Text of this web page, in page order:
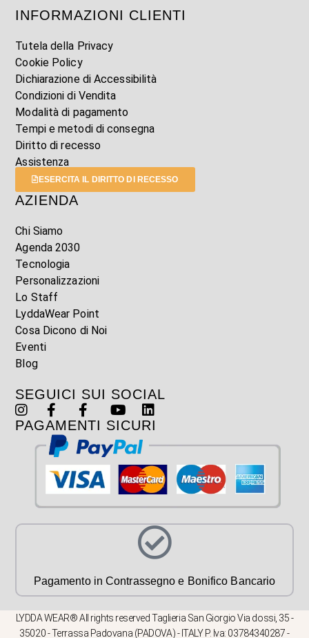
INFORMAZIONI CLIENTI
Tutela della Privacy
Cookie Policy
Dichiarazione di Accessibilità
Condizioni di Vendita
Modalità di pagamento
Tempi e metodi di consegna
Diritto di recesso
Assistenza
ESERCITA IL DIRITTO DI RECESSO
AZIENDA
Chi Siamo
Agenda 2030
Tecnologia
Personalizzazioni
Lo Staff
LyddaWear Point
Cosa Dicono di Noi
Eventi
Blog
SEGUICI SUI SOCIAL
PAGAMENTI SICURI
Pagamento in Contrassegno e Bonifico Bancario
LYDDA WEAR® All rights reserved Taglieria San Giorgio Via dossi, 35 -
35020 - Terrassa Padovana (PADOVA) - ITALY P. Iva: 03784340287 -